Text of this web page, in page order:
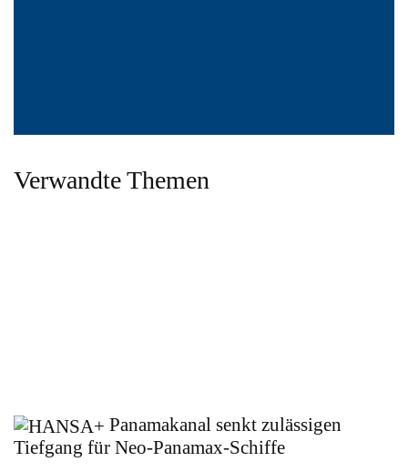
Verwandte Themen
Panamakanal senkt zulässigen
Tiefgang für Neo-Panamax-Schiffe